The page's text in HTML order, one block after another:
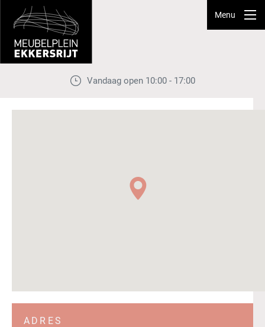
Menu
Vandaag open 10:00 - 17:00
ADRES